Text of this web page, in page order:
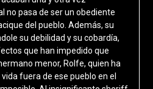
no pasa de ser un obediente
del pueblo. Además, su
su debilidad y su cobardía,
que han impedido que
menor, Rolfe, quien ha
fuera de ese pueblo en el